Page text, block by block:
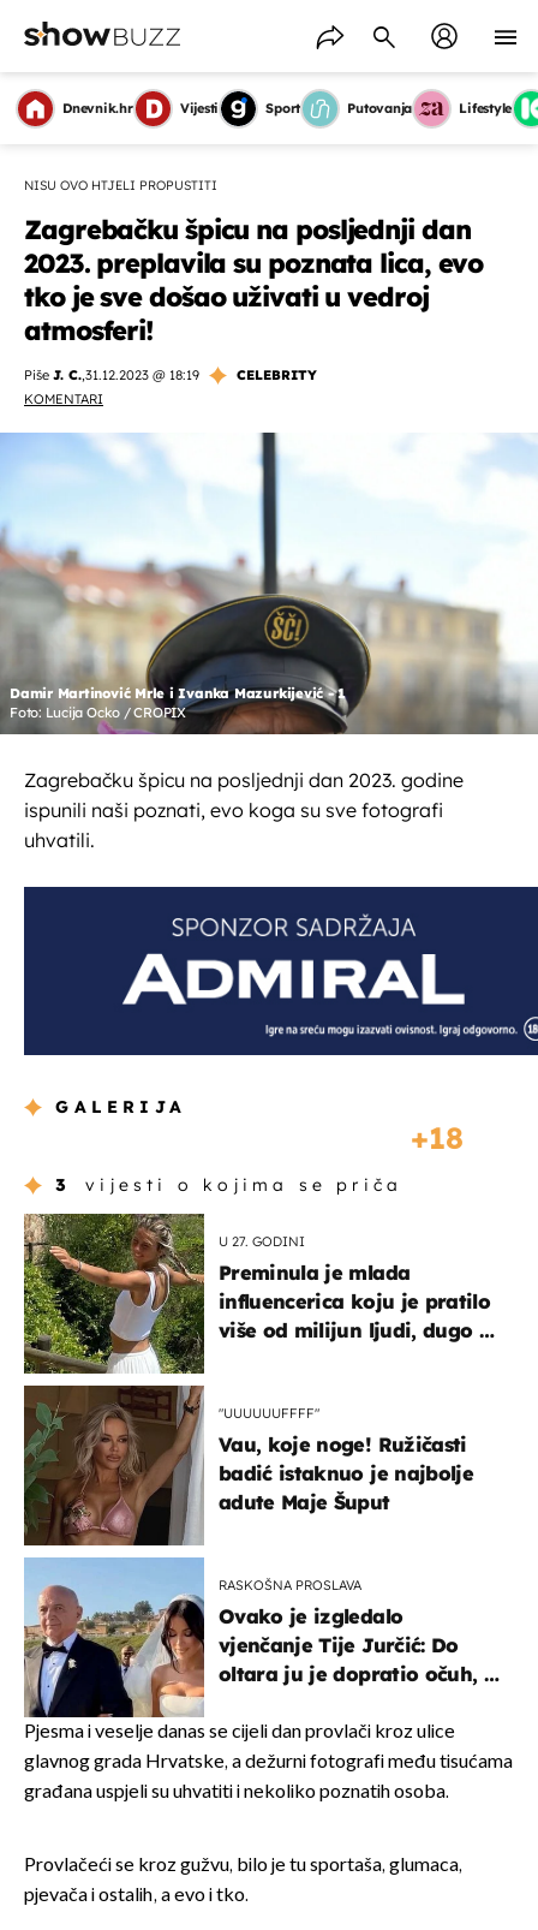
Dnevnik.hr Vijesti Sport Putovanja Lifestyle
NISU OVO HTJELI PROPUSTITI
Zagrebačku špicu na posljednji dan
2023. preplavila su poznata lica, evo
tko je sve došao uživati u vedroj
atmosferi!
Piše J. C.,31.12.2023 @ 18:19
CELEBRITY
KOMENTARI
Damir Martinović Mrle i Ivanka Mazurkijević - 1
Foto: Lucija Ocko / CROPIX
Zagrebačku špicu na posljednji dan 2023. godine
ispunili naši poznati, evo koga su sve fotografi
uhvatili.
GALERIJA
18
3 vijesti o kojima se priča
U 27. GODINI
Preminula je mlada
influencerica koju je pratilo
više od milijun ljudi, dugo se
"UUUUUUFFFF"
Vau, koje noge! Ružičasti
badić istaknuo je najbolje
adute Maje Šuput
RASKOŠNA PROSLAVA
Ovako je izgledalo
vjenčanje Tije Jurčić: Do
oltara ju je dopratio očuh, a
Pjesma i veselje danas se cijeli dan provlači kroz ulice
glavnog grada Hrvatske, a dežurni fotografi među tisućama
građana uspjeli su uhvatiti i nekoliko poznatih osoba.
Provlačeći se kroz gužvu, bilo je tu sportaša, glumaca,
pjevača i ostalih, a evo i tko.
OMOGUĆI OBAVIJESTI